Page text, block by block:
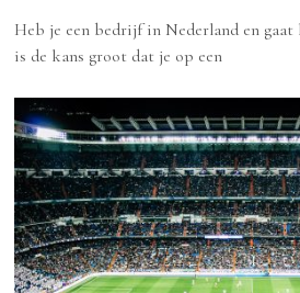
Heb je een bedrijf in Nederland en gaat
is de kans groot dat je op een